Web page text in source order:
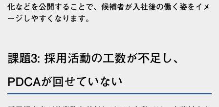
化などを公開することで、候補者が入社後の働く姿をイメ
ージしやすくなります。
課題3: 採用活動の工数が不足し、
PDCAが回せていない